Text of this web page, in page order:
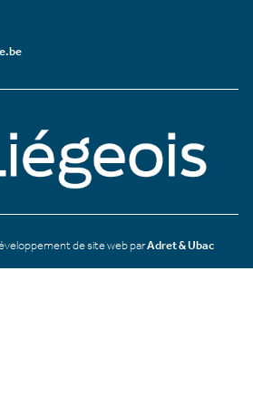
de site web parAdret & Ubac